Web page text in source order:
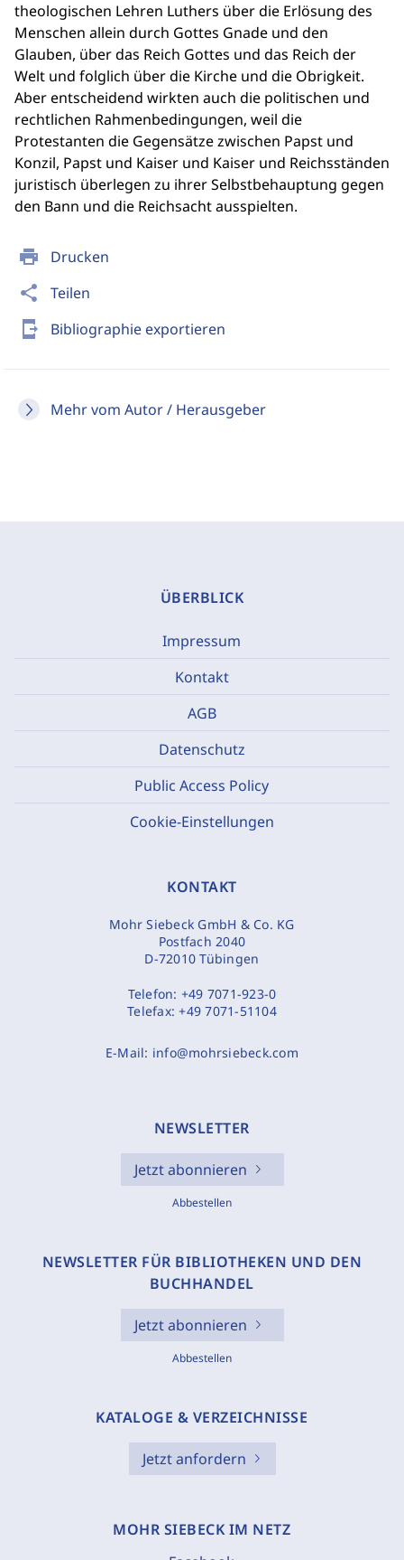
print Drucken
share Teilen
send_to_mobile Bibliographie exportieren
Mehr vom Autor / Herausgeber
theologischen Lehren Luthers über die Erlösung des
Menschen allein durch Gottes Gnade und den
Glauben, über das Reich Gottes und das Reich der
Welt und folglich über die Kirche und die Obrigkeit.
Aber entscheidend wirkten auch die politischen und
rechtlichen Rahmenbedingungen, weil die
Protestanten die Gegensätze zwischen Papst und
Konzil, Papst und Kaiser und Kaiser und Reichsständen
juristisch überlegen zu ihrer Selbstbehauptung gegen
den Bann und die Reichsacht ausspielten.
ÜBERBLICK
Impressum
Kontakt
AGB
Datenschutz
Public Access Policy
Cookie-Einstellungen
KONTAKT
Mohr Siebeck GmbH & Co. KG
Postfach 2040
D-72010 Tübingen
Telefon: +49 7071-923-0
Telefax:+49 7071-51104
E-Mail: info@mohrsiebeck.com
NEWSLETTER
Jetzt abonnieren
Abbestellen
NEWSLETTER FÜR BIBLIOTHEKEN UND DEN
BUCHHANDEL
Jetzt abonnieren
Abbestellen
KATALOGE & VERZEICHNISSE
Jetzt anfordern
MOHR SIEBECK IM NETZ